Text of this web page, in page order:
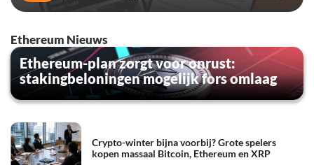
Ethereum Nieuws
Ethereum-plan zorgt voor onrust:
stakingbeloningen mogelijk fors omlaag
Crypto-winter bijna voorbij? Grote spelers
kopen massaal Bitcoin, Ethereum en XRP